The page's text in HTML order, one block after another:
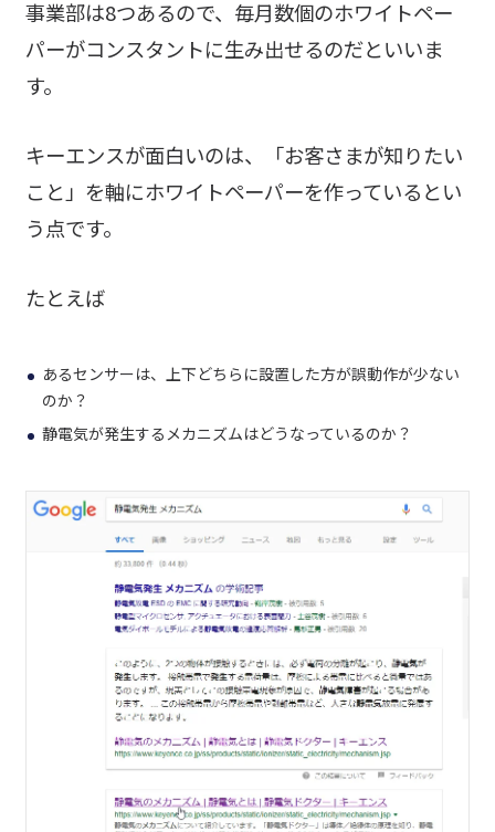
事業部は8つあるので、毎月数個のホワイトペー
パーがコンスタントに生み出せるのだといいま
す。
キーエンスが面白いのは、「お客さまが知りたい
こと」を軸にホワイトペーパーを作っているとい
う点です。
たとえば
あるセンサーは、上下どちらに設置した方が誤動作が少ない
のか？
静電気が発生するメカニズムはどうなっているのか？